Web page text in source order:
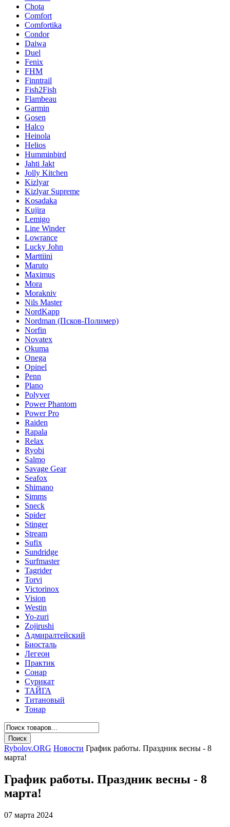
Chota
Comfort
Comfortika
Condor
Daiwa
Duel
Fenix
FHM
Finntrail
Fish2Fish
Flambeau
Garmin
Gosen
Halco
Heinola
Helios
Humminbird
Jahti Jakt
Jolly Kitchen
Kizlyar
Kizlyar Supreme
Kosadaka
Kujira
Lemigo
Line Winder
Lowrance
Lucky John
Marttiini
Maruto
Maximus
Mora
Morakniv
Nils Master
NordKapp
Nordman (Псков-Полимер)
Norfin
Novatex
Okuma
Onega
Opinel
Penn
Plano
Polyver
Power Phantom
Power Pro
Raiden
Rapala
Relax
Ryobi
Salmo
Savage Gear
Seafox
Shimano
Simms
Sneck
Spider
Stinger
Stream
Sufix
Sundridge
Surfmaster
Tagrider
Torvi
Victorinox
Vision
Westin
Yo-zuri
Zojirushi
Адмиралтейский
Биосталь
Легеон
Практик
Сонар
Сурикат
ТАЙГА
Титановый
Тонар
Rybolov.ORG Новости График работы. Праздник весны - 8
марта!
График работы. Праздник весны - 8
марта!
07 марта 2024